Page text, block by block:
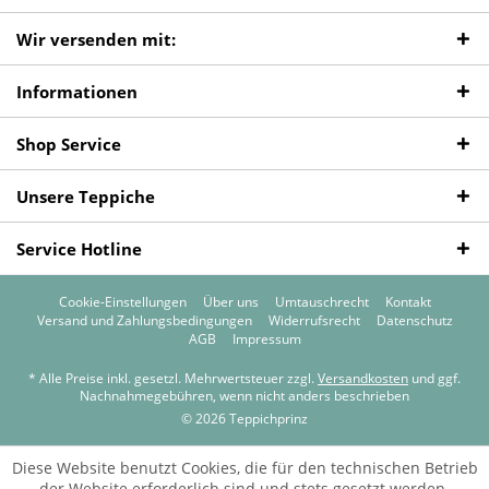
Wir versenden mit:
Informationen
Shop Service
Unsere Teppiche
Service Hotline
Cookie-Einstellungen Über uns Umtauschrecht
Kontakt
Versand und Zahlungsbedingungen
Widerrufsrecht
Datenschutz
AGB
Impressum
* Alle Preise inkl. gesetzl. Mehrwertsteuer zzgl. Versandkosten und ggf.
Nachnahmegebühren, wenn nicht anders beschrieben
© 2026 Teppichprinz
Diese Website benutzt Cookies, die für den technischen Betrieb